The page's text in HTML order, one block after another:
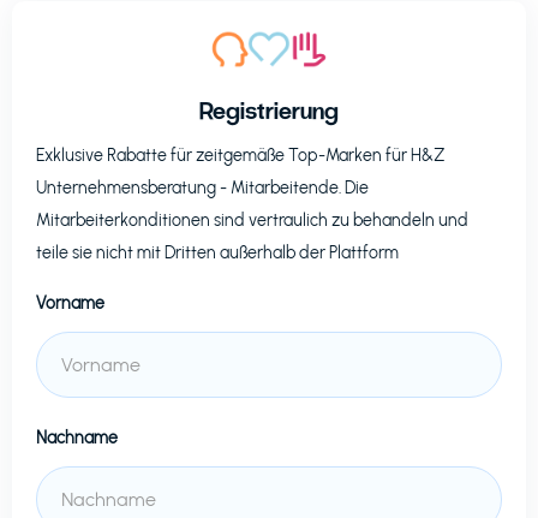
Registrierung
Exklusive Rabatte für zeitgemäße Top-Marken für H&Z
Unternehmensberatung- Mitarbeitende. Die
Mitarbeiterkonditionen sind vertraulich zu behandeln und
teile sie nicht mit Dritten außerhalb der Plattform
Vorname
Nachname